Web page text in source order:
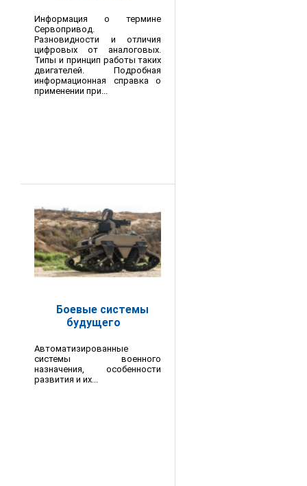
Информация о термине
Сервопривод.
Разновидности и отличия
цифровых от аналоговых.
Типы и принцип работы таких
двигателей. Подробная
информационная справка о
применении при...
Боевые системы
будущего
Автоматизированные
системы военного
назначения, особенности
развития и их...